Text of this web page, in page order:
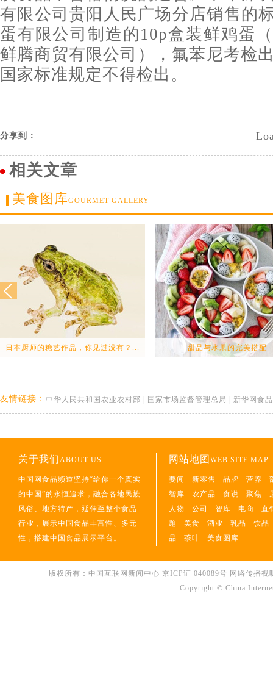
有限公司贵阳人民广场分店销售的
蛋有限公司制造的10p盒装鲜鸡蛋
鲜腾商贸有限公司），氟苯尼考检
国家标准规定不得检出。
分享到：
相关文章
美食图库GOURMET GALLERY
日本厨师的糖艺作品，你见过没有？... 甜品与水果的完美搭配
友情链接： 中华人民共和国农业农村部 国家市场监督管理总局 新华网食品
关于我们ABOUT US
中国网食品频道坚持“给你一个真实
的中国”的永恒追求，融合各地民族
风俗、地方特产，延伸至整个食品
行业，展示中国食品丰富性、多元
性，搭建中国食品展示平台。
网站地图 WEB SITE MAP
要闻 新零售 品牌 营养
智库
农产品 食说 聚焦
人物
公司 智库 电商
直
题
美食 酒业 乳品
饮品
品
茶叶 美食图库
版权所有：中国互联网新闻中心 京ICP证 040089号 网络传播
Copyright © China